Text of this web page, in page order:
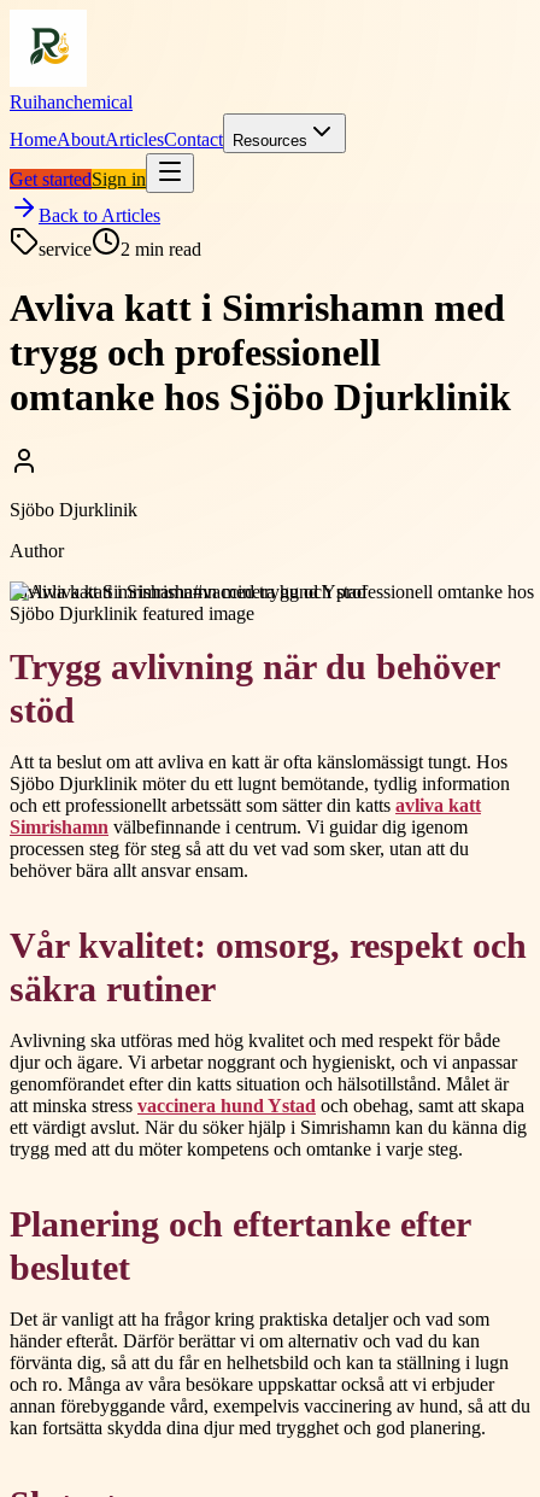
Ruihanchemical
HomeAboutArticlesContact Resources
Get startedSign in
Back to Articles
service
2 min read
Avliva katt i Simrishamn med
trygg och professionell
omtanke hos Sjöbo Djurklinik
Sjöbo Djurklinik
Author
#avliva katt Simrishamn#vaccinera hund Ystad
Trygg avlivning när du behöver
stöd
Att ta beslut om att avliva en katt är ofta känslomässigt tungt. Hos
Sjöbo Djurklinik möter du ett lugnt bemötande, tydlig information
och ett professionellt arbetssätt som sätter din katts avliva katt
Simrishamn välbefinnande i centrum. Vi guidar dig igenom
processen steg för steg så att du vet vad som sker, utan att du
behöver bära allt ansvar ensam.
Vår kvalitet: omsorg, respekt och
säkra rutiner
Avlivning ska utföras med hög kvalitet och med respekt för både
djur och ägare. Vi arbetar noggrant och hygieniskt, och vi anpassar
genomförandet efter din katts situation och hälsotillstånd. Målet är
att minska stress vaccinera hund Ystad och obehag, samt att skapa
ett värdigt avslut. När du söker hjälp i Simrishamn kan du känna dig
trygg med att du möter kompetens och omtanke i varje steg.
Planering och eftertanke efter
beslutet
Det är vanligt att ha frågor kring praktiska detaljer och vad som
händer efteråt. Därför berättar vi om alternativ och vad du kan
förvänta dig, så att du får en helhetsbild och kan ta ställning i lugn
och ro. Många av våra besökare uppskattar också att vi erbjuder
annan förebyggande vård, exempelvis vaccinering av hund, så att du
kan fortsätta skydda dina djur med trygghet och god planering.